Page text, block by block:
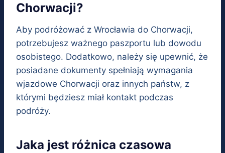
Chorwacji?
Aby podróżować z Wrocławia do Chorwacji,
potrzebujesz ważnego paszportu lub dowodu
osobistego. Dodatkowo, należy się upewnić, że
posiadane dokumenty spełniają wymagania
wjazdowe Chorwacji oraz innych państw, z
którymi będziesz miał kontakt podczas
podróży.
Jaka jest różnica czasowa